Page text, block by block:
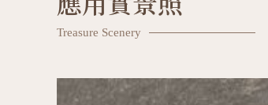
Treasure Scenery